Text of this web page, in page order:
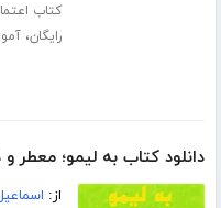
کتاب
رایگان،
دانلود کتاب به لیمو؛ معطر
از: